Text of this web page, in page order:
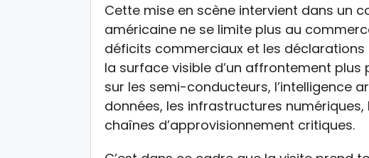
Cette mise en scène intervient dans un
américaine ne se limite plus au
déficits commerciaux et les
la surface visible d’un affrontement plus
sur les semi-conducteurs, l’intelligence
données, les infrastructures
chaînes d’approvisionnement critiques.